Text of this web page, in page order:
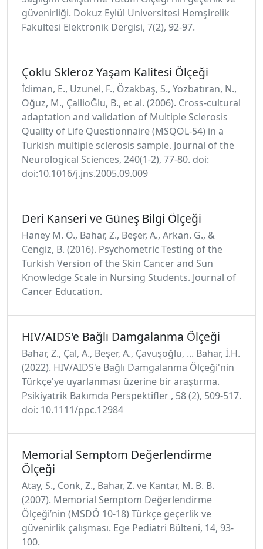
güvenirliği. Dokuz Eylül Üniversitesi Hemşirelik
Fakültesi Elektronik Dergisi, 7(2), 92-97.
Çoklu Skleroz Yaşam Kalitesi Ölçeği
İdiman, E., Uzunel, F., Özakbaş, S., Yozbatıran, N.,
Oğuz, M., ÇallioĞlu, B., et al. (2006). Cross-cultural
adaptation and validation of Multiple Sclerosis
Quality of Life Questionnaire (MSQOL-54) in a
Turkish multiple sclerosis sample. Journal of the
Neurological Sciences, 240(1-2), 77-80. doi:
doi:10.1016/j.jns.2005.09.009
Deri Kanseri ve Güneş Bilgi Ölçeği
Haney M. Ö., Bahar, Z., Beşer, A., Arkan. G., &
Cengiz, B. (2016). Psychometric Testing of the
Turkish Version of the Skin Cancer and Sun
Knowledge Scale in Nursing Students. Journal of
Cancer Education.
HIV/AIDS'e Bağlı Damgalanma Ölçeği
Bahar, Z., Çal, A., Beşer, A., Çavuşoğlu, ... Bahar, İ.H.
(2022). HIV/AIDS'e Bağlı Damgalanma Ölçeği'nin
Türkçe'ye uyarlanması üzerine bir araştırma.
Psikiyatrik Bakımda Perspektifler , 58 (2), 509-517.
doi: 10.1111/ppc.12984
Memorial Semptom Değerlendirme
Ölçeği
Atay, S., Conk, Z., Bahar, Z. ve Kantar, M. B. B.
(2007). Memorial Semptom Değerlendirme
Ölçeği’nin (MSDÖ 10-18) Türkçe geçerlik ve
güvenirlik çalışması. Ege Pediatri Bülteni, 14, 93-
100.